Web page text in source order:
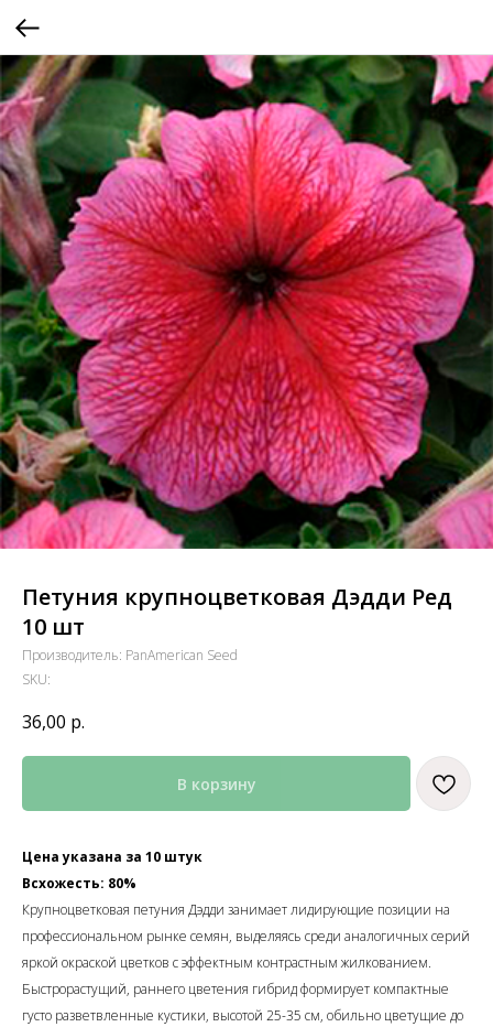
Петуния крупноцветковая Дэдди Ред
10 шт
Производитель: PanAmerican Seed
SKU:
36,00 р.
В корзину
Цена указана за 10 штук
Всхожесть: 80%
Крупноцветковая петуния Дэдди занимает лидирующие позиции на
профессиональном рынке семян, выделяясь среди аналогичных серий
яркой окраской цветков с эффектным контрастным жилкованием.
Быстрорастущий, раннего цветения гибрид формирует компактные
густо разветвленные кустики, высотой 25-35 см, обильно цветущие до